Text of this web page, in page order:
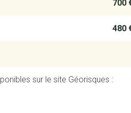
700
480
sur le site Géorisques :